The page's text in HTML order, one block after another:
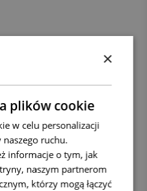
o dopłacie
audyty
faktur
×
plików cookie
w celu personalizacji
ruchu.
informacje o tym, jak
naszym partnerom
którzy mogą łączyć